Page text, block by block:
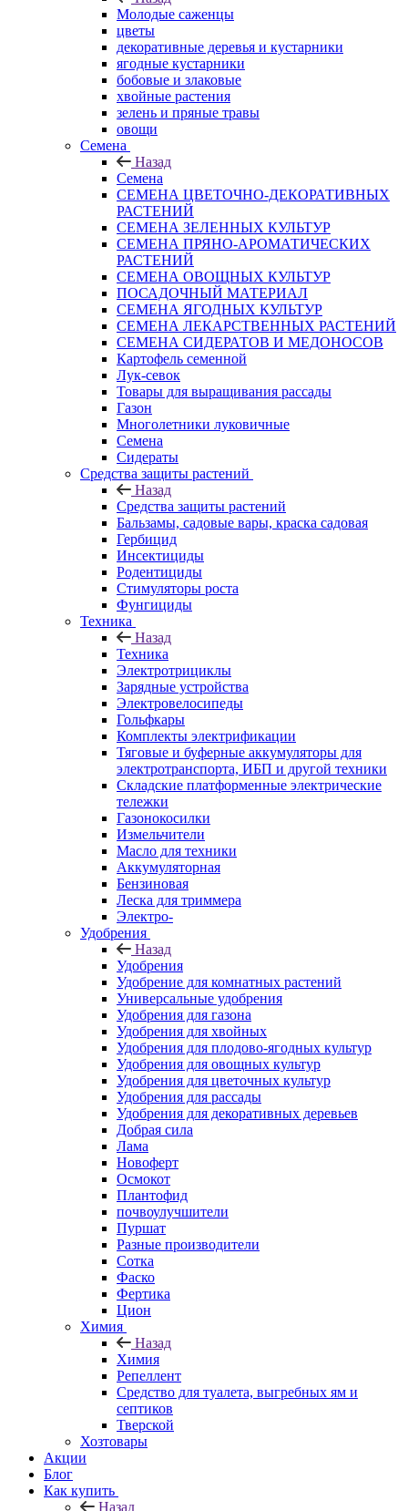
Молодые саженцы
цветы
декоративные деревья и кустарники
ягодные кустарники
бобовые и злаковые
хвойные растения
зелень и пряные травы
овощи
Семена
Назад
Семена
СЕМЕНА ЦВЕТОЧНО-ДЕКОРАТИВНЫХ
РАСТЕНИЙ
СЕМЕНА ЗЕЛЕННЫХ КУЛЬТУР
СЕМЕНА ПРЯНО-АРОМАТИЧЕСКИХ
РАСТЕНИЙ
СЕМЕНА ОВОЩНЫХ КУЛЬТУР
ПОСАДОЧНЫЙ МАТЕРИАЛ
СЕМЕНА ЯГОДНЫХ КУЛЬТУР
СЕМЕНА ЛЕКАРСТВЕННЫХ РАСТЕНИЙ
СЕМЕНА СИДЕРАТОВ И МЕДОНОСОВ
Картофель семенной
Лук-севок
Товары для выращивания рассады
Газон
Многолетники луковичные
Семена
Сидераты
Средства защиты растений
Назад
Средства защиты растений
Бальзамы, садовые вары, краска садовая
Гербицид
Инсектициды
Родентициды
Стимуляторы роста
Фунгициды
Техника
Назад
Техника
Электротрициклы
Зарядные устройства
Электровелосипеды
Гольфкары
Комплекты электрификации
Тяговые и буферные аккумуляторы для
электротранспорта, ИБП и другой техники
Складские платформенные электрические
тележки
Газонокосилки
Измельчители
Масло для техники
Аккумуляторная
Бензиновая
Леска для триммера
Электро-
Удобрения
Назад
Удобрения
Удобрение для комнатных растений
Универсальные удобрения
Удобрения для газона
Удобрения для хвойных
Удобрения для плодово-ягодных культур
Удобрения для овощных культур
Удобрения для цветочных культур
Удобрения для рассады
Удобрения для декоративных деревьев
Добрая сила
Лама
Новоферт
Осмокот
Плантофид
почвоулучшители
Пуршат
Разные производители
Сотка
Фаско
Фертика
Цион
Химия
Назад
Химия
Репеллент
Средство для туалета, выгребных ям и
септиков
Тверской
Хозтовары
Акции
Блог
Как купить
Назад